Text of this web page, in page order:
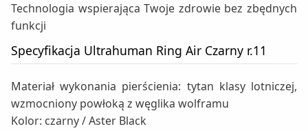
Technologia wspierająca Twoje zdrowie bez zbędnych
funkcji
Specyfikacja Ultrahuman Ring Air Czarny r.11
Materiał wykonania pierścienia: tytan klasy lotniczej,
wzmocniony powłoką z węglika wolframu
Kolor: czarny / Aster Black